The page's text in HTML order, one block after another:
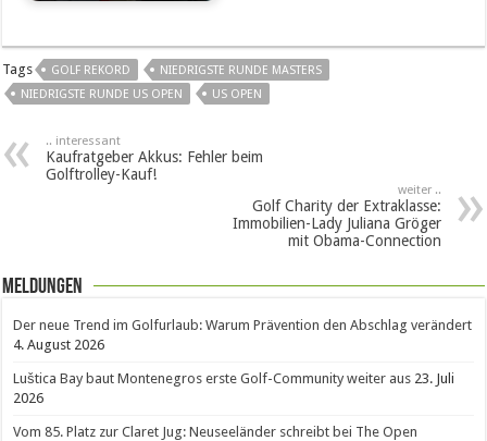
Tags GOLF REKORD
NIEDRIGSTE RUNDE MASTERS
NIEDRIGSTE RUNDE US OPEN
US OPEN
.. interessant
Kaufratgeber Akkus: Fehler beim
Golftrolley-Kauf!
weiter ..
Golf Charity der Extraklasse:
Immobilien-Lady Juliana Gröger
mit Obama-Connection
Meldungen
Der neue Trend im Golfurlaub: Warum Prävention den Abschlag verändert
4. August 2026
Luštica Bay baut Montenegros erste Golf-Community weiter aus 23. Juli
2026
Vom 85. Platz zur Claret Jug: Neuseeländer schreibt bei The Open